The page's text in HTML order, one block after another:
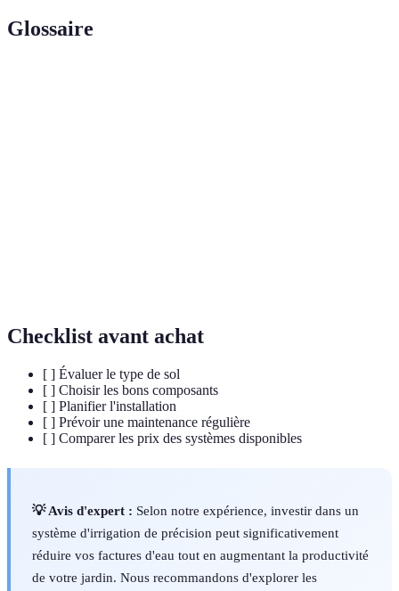
Glossaire
Checklist avant achat
[ ] Évaluer le type de sol
[ ] Choisir les bons composants
[ ] Planifier l'installation
[ ] Prévoir une maintenance régulière
[ ] Comparer les prix des systèmes disponibles
💡 Avis d'expert : Selon notre expérience, investir dans un
système d'irrigation de précision peut significativement
réduire vos factures d'eau tout en augmentant la productivité
de votre jardin. Nous recommandons d'explorer les